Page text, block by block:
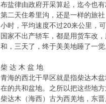
布盐律由政府开采算起，迄今也
第二天住希里沟，还是一样的旅
小时，平均速度不过20来公里，
国家不出产轿车，都是用货车改
和，三天了，终于美美地睡了一觉
柴 达 木 盆 地
青海的西北干旱区就是指柴达木
在的共和盆地。之所以把这些地
柴达木（海西）古为西羌地，东